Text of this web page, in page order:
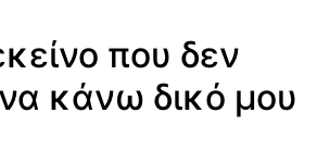
που δεν
κάνω δικό μου